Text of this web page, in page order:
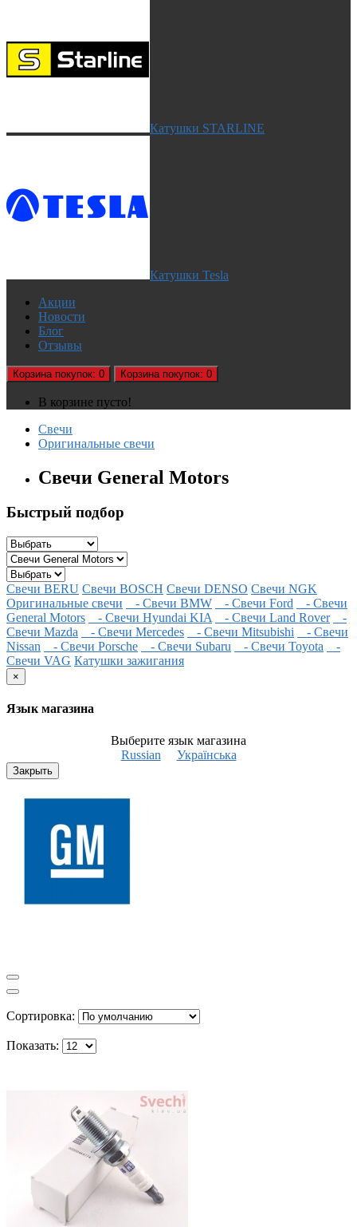
Катушки STARLINE
Катушки Tesla
Акции
Новости
Блог
Отзывы
Корзина покупок: 0 Корзина покупок: 0
В корзине пусто!
Свечи
Оригинальные свечи
Свечи General Motors
Быстрый подбор
Свечи BERU Свечи BOSCH Свечи DENSO Свечи NGK
Оригинальные свечи
- Свечи BMW - Свечи Ford
- Свечи
General Motors
- Свечи Hyundai KIA - Свечи Land Rover
-
Свечи Mazda
- Свечи Mercedes - Свечи Mitsubishi
- Свечи
Nissan
- Свечи Porsche - Свечи Subaru - Свечи Toyota
-
Свечи VAG Катушки зажигания
×
Язык магазина
Выберите язык магазина
Russian
Українська
Закрыть
Сортировка:
Показать: